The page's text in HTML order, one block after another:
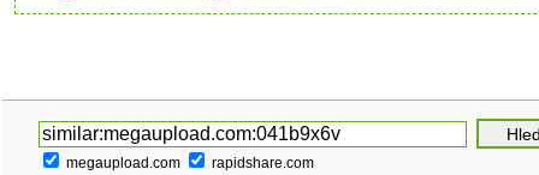
megaupload.com rapidshare.com